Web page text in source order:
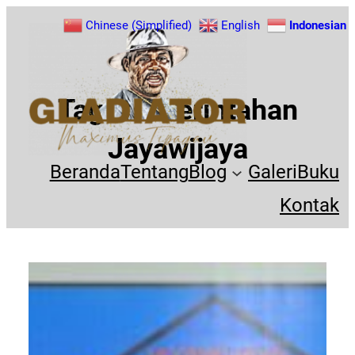
BerandaTentangBlog GaleriBuku
Kontak
Tag:Pemerintahan
Jayawijaya
Chinese (Simplified) English Indonesian